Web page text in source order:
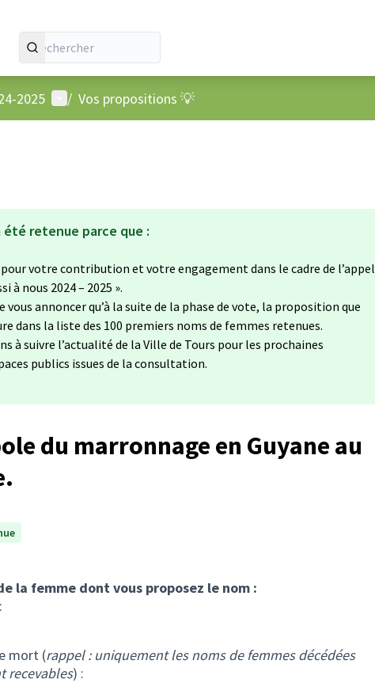
2025 Menu utilisateur
/ Vos propositions 💡
retenue parce que :
votre contribution et votre engagement dans le cadre de l’appel
à nous 2024 – 2025 ».
vous annoncer qu’à la suite de la phase de vote, la proposition que
dans la liste des 100 premiers noms de femmes retenues.
à suivre l’actualité de la Ville de Tours pour les prochaines
publics issues de la consultation.
du marronnage en Guyane au
la femme dont vous proposez le nom :
mort (rappel : uniquement les noms de femmes décédées
recevables) :